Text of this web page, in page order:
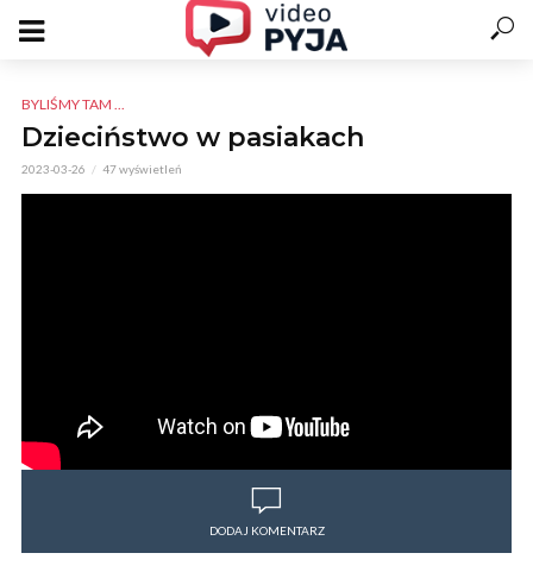
BYLIŚMY TAM ...
Dzieciństwo w pasiakach
2023-03-26 47 wyświetleń
DODAJ KOMENTARZ